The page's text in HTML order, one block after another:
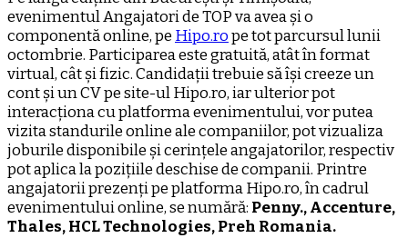
evenimentul Angajatori de TOP va avea și o
componentă online, pe Hipo.rope tot parcursul lunii
octombrie. Participarea este gratuită, atât în format
virtual, cât și fizic. Candidații trebuie să își creeze un
cont și un CV pe site-ul Hipo.ro, iar ulterior pot
interacționa cu platforma evenimentului, vor putea
vizita standurile online ale companiilor, pot vizualiza
joburile disponibile și cerințele angajatorilor, respectiv
pot aplica la pozițiile deschise de companii. Printre
angajatorii prezenți pe platforma Hipo.ro, în cadrul
evenimentului online, se numără: Penny., Accenture,
Thales, HCL Technologies, Preh Romania.